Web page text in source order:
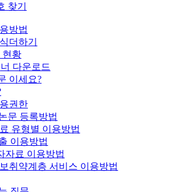
찾기
방법
더하기
현황
다운로드
이세요?
권한
문 등록방법
유형별 이용방법
이용방법
자료 이용방법
취약계층 서비스 이용방법